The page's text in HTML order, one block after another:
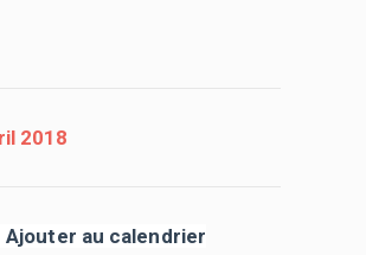
2018
Ajouter au calendrier